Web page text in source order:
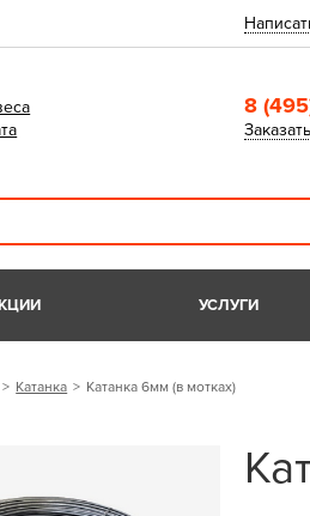
8
УСЛУГИ
Катанка Катанка 6мм (в мотках)